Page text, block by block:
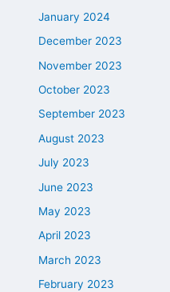
January 2024
December 2023
November 2023
October 2023
September 2023
August 2023
July 2023
June 2023
May 2023
April 2023
March 2023
February 2023